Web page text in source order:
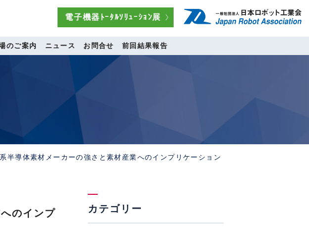
電子機器ﾄｰﾀﾙｿﾘｭｰｼｮﾝ展
のご案内 ニュース お問合せ 前回結果報告
半導体素材メーカーの強さと素材産業へのインプリケーション
のインプ
カテゴリー